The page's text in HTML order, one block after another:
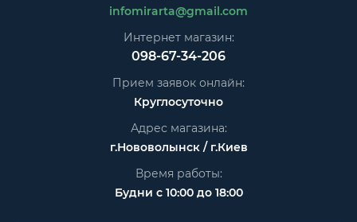
infomirarta@gmail.com
Интернет магазин:
098-67-34-206
Прием заявок онлайн:
Круглосуточно
Адрес магазина:
г.Нововолынск / г.Киев
Время работы:
Будни с 10:00 до 18:00